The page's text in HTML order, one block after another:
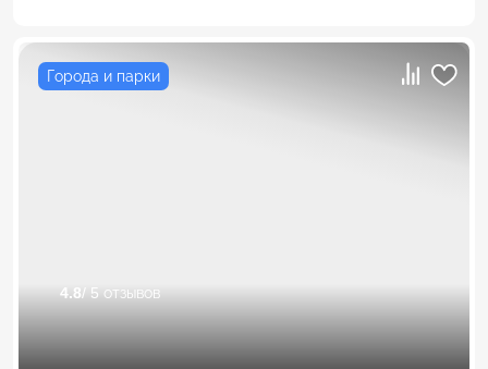
Города и парки
4.8/ 5 отзывов